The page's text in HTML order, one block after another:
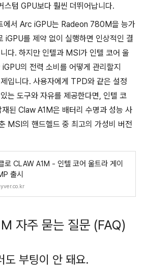
텀 GPU보다 훨씬 더뛰어납니다.
에서 Arc iGPU는 Radeon 780M을 능가
iGPU를 제약 없이 실행하면 인상적인 결
다. 하지만 인텔과 MSI가 인텔 코어 울
의 전력 소비를 어떻게 관리할지
입니다. 사용자에게 TPD와 같은 설정
는 도구와 자유를 제공한다면, 인텔 코
된 Claw A1M은 배터리 수명과 성능 사
MSI의 핸드헬드 중 최고의 가성비 버전
로 CLAW A1M - 인텔 코어 울트라 게이
출시
자주 묻는 질문 (FAQ)
도 부팅이 안 돼요.